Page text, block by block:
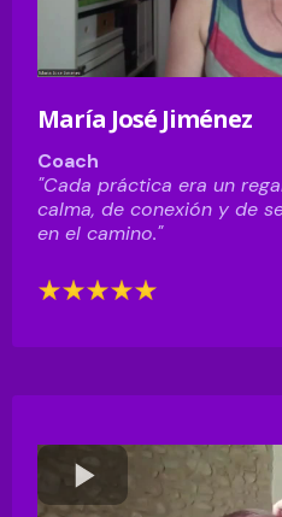
María José Jiménez
Coach
"Cada práctica era un
calma, de conexión y de
en el camino."